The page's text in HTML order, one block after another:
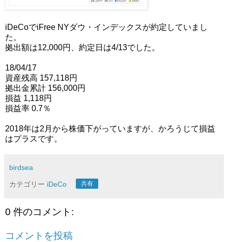
iDeCoでiFree NYダウ・インデックスが約定していまし
た。
拠出額は12,000円、約定日は4/13でした。
18/04/17
資産残高 157,118円
拠出金累計 156,000円
損益 1,118円
損益率 0.7％
2018年は2月から株価下がっていますが、かろうじて損益
はプラスです。
birdsea
カテゴリー iDeCo 共有
0 件のコメント:
コメントを投稿